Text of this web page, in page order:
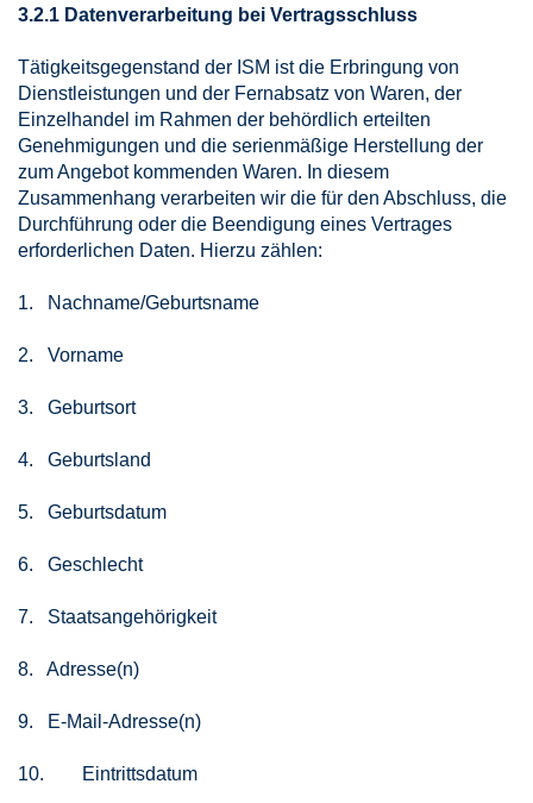
3.2.1 Datenverarbeitung bei Vertragsschluss
Tätigkeitsgegenstand der ISM ist die Erbringung von
Dienstleistungen und der Fernabsatz von Waren, der
Einzelhandel im Rahmen der behördlich erteilten
Genehmigungen und die serienmäßige Herstellung der
zum Angebot kommenden Waren. In diesem
Zusammenhang verarbeiten wir die für den Abschluss, die
Durchführung oder die Beendigung eines Vertrages
erforderlichen Daten. Hierzu zählen:
1. Nachname/Geburtsname
2. Vorname
3. Geburtsort
4. Geburtsland
5. Geburtsdatum
6. Geschlecht
7. Staatsangehörigkeit
8. Adresse(n)
9. E-Mail-Adresse(n)
10. Eintrittsdatum